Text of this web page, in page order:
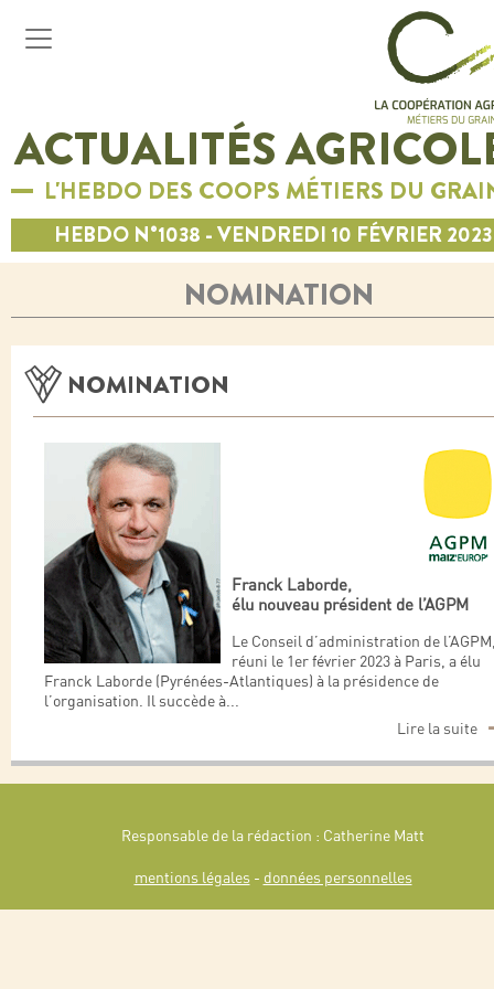
ACTUALITÉS
L'HEBDO DES COOPS MÉTIERS DU
HEBDO N°1038 - VENDREDI 10 FÉVRIER 2023
NOMINATION
NOMINATION
Franck Laborde,
élu nouveau président de l’AGPM
Le Conseil d’administration de
réuni le 1er février 2023 à Paris, a élu
Franck Laborde (Pyrénées-Atlantiques) à la présidence de
l’organisation. Il succède à...
Lire la suite
Responsable de la rédaction : Catherine Matt
mentions légales - données personnelles